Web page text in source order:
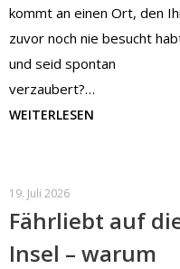
kommt an einen Ort, den
zuvor noch nie besucht
und seid spontan
verzaubert?…
WEITERLESEN
19. Juli 2026
Fährliebt auf
Insel – warum